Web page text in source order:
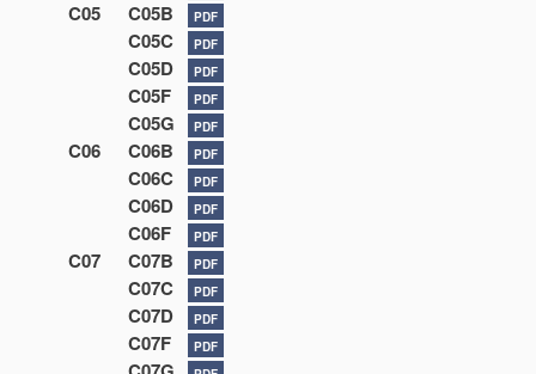
C05 C05B PDF
C05C PDF
C05D PDF
C05F PDF
C05G PDF
C06 C06B PDF
C06C PDF
C06D PDF
C06F PDF
C07 C07B PDF
C07C PDF
C07D PDF
C07F PDF